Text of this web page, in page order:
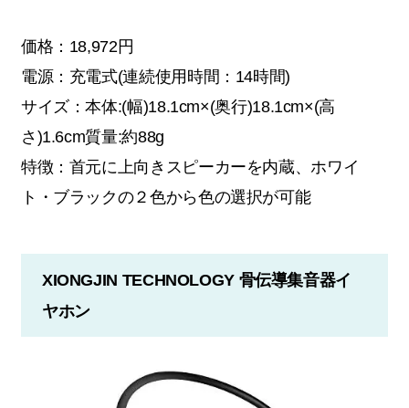
価格：18,972円
電源：充電式(連続使用時間：14時間)
サイズ：本体:(幅)18.1cm×(奥行)18.1cm×(高
さ)1.6cm質量:約88g
特徴：首元に上向きスピーカーを内蔵、ホワイ
ト・ブラックの２色から色の選択が可能
XIONGJIN TECHNOLOGY 骨伝導集音器イ
ヤホン